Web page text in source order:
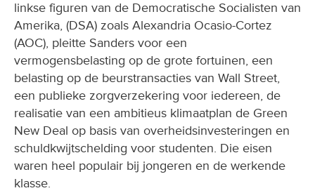
linkse figuren van de Democratische Socialisten van
Amerika, (DSA) zoals Alexandria Ocasio-Cortez
(AOC), pleitte Sanders voor een
vermogensbelasting op de grote fortuinen, een
belasting op de beurstransacties van Wall Street,
een publieke zorgverzekering voor iedereen, de
realisatie van een ambitieus klimaatplan de Green
New Deal op basis van overheidsinvesteringen en
schuldkwijtschelding voor studenten. Die eisen
waren heel populair bij jongeren en de werkende
klasse.